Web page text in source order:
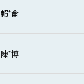
賴*侖
陳*博